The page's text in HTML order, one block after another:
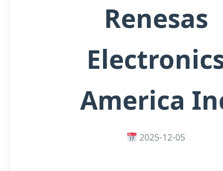
Renesas
America
2025-12-05